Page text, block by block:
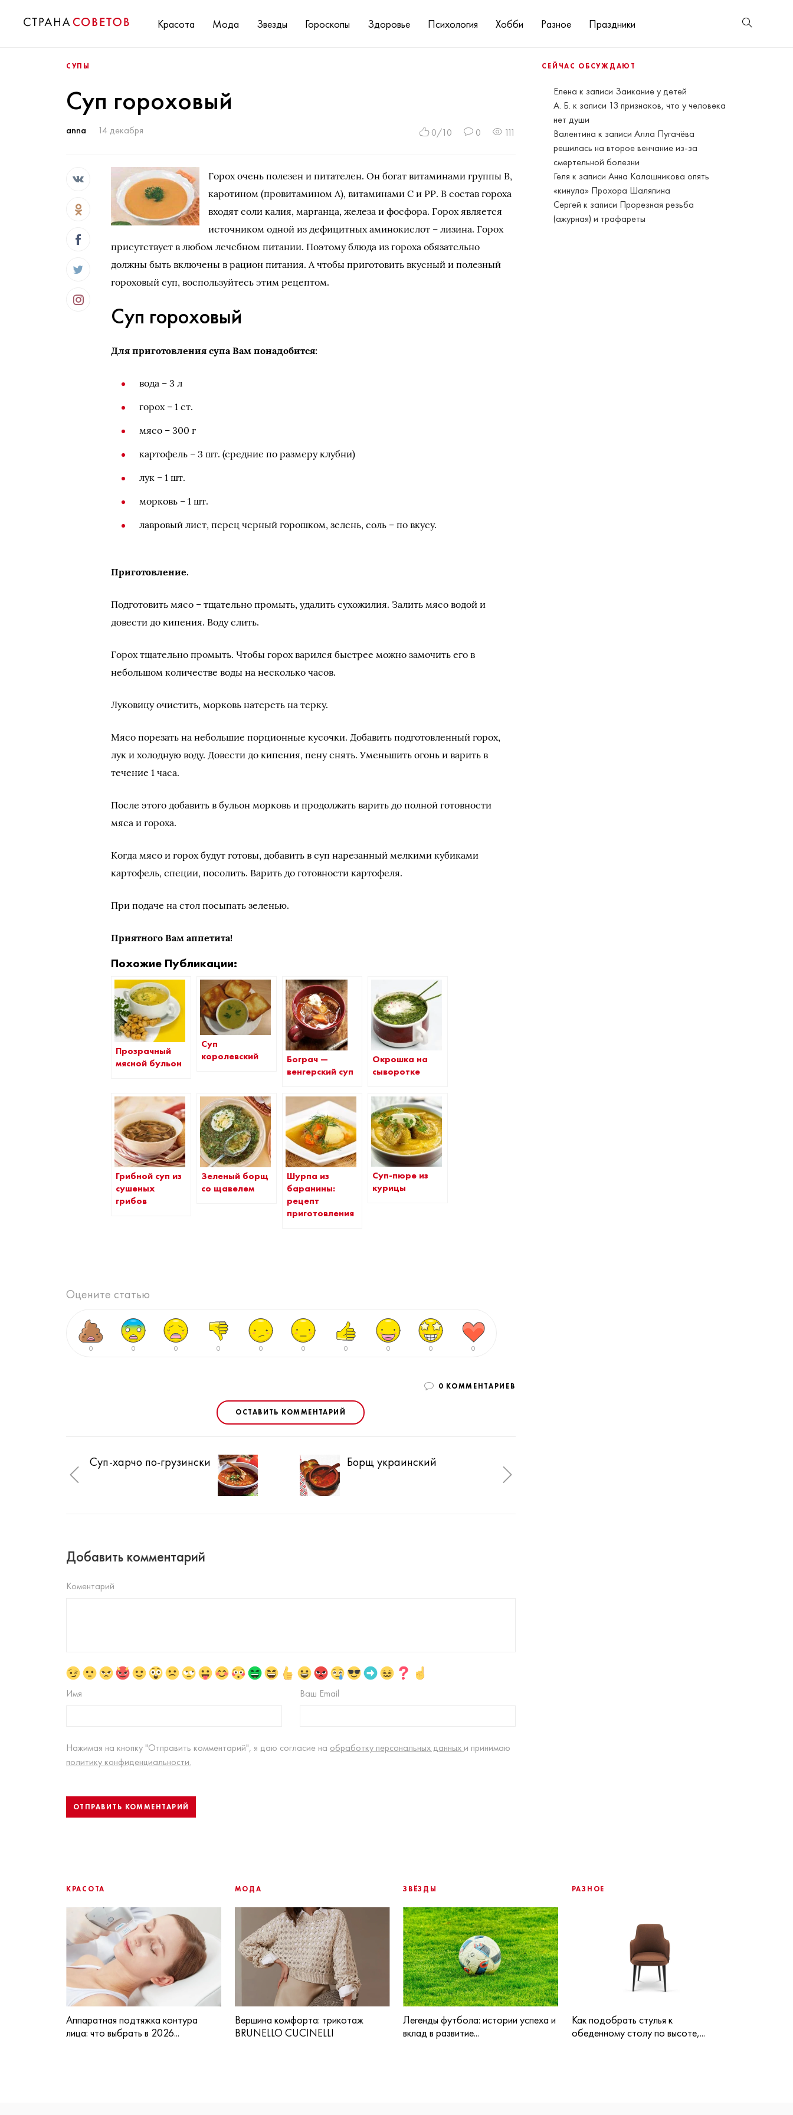
Красота Мода Звезды Гороскопы Здоровье Психология Хобби Разное Праздники
СЕЙЧАС ОБСУЖДАЮТ
Елена к записи Заикание у детей
А. Б. к записи 13 признаков, что у человека
нет души
Валентина к записиАлла Пугачёва
решилась на второе венчание из-за
смертельной болезни
Геля к записиАнна Калашникова опять
«кинула» Прохора Шаляпина
Сергей к записи Прорезная резьба
(ажурная) и трафареты
СУПЫ
Суп гороховый
anna 14 декабря 0/10 0 111
Горох очень полезен и питателен. Он богат витаминами группы В,
каротином (провитамином А), витаминами С и РР. В состав гороха
входят соли калия, марганца, железа и фосфора. Горох является
источником одной из дефицитных аминокислот – лизина. Горох
присутствует в любом лечебном питании. Поэтому блюда из гороха обязательно
должны быть включены в рацион питания. А чтобы приготовить вкусный и полезный
гороховый суп, воспользуйтесь этим рецептом.
Суп гороховый
Для приготовления супа Вам понадобится:
вода – 3 л
горох – 1 ст.
мясо – 300 г
картофель – 3 шт. (средние по размеру клубни)
лук – 1 шт.
морковь – 1 шт.
лавровый лист, перец черный горошком, зелень, соль – по вкусу.
Приготовление.
Подготовить мясо – тщательно промыть, удалить сухожилия. Залить мясо водой и
довести до кипения. Воду слить.
Горох тщательно промыть. Чтобы горох варился быстрее можно замочить его в
небольшом количестве воды на несколько часов.
Луковицу очистить, морковь натереть на терку.
Мясо порезать на небольшие порционные кусочки. Добавить подготовленный горох,
лук и холодную воду. Довести до кипения, пену снять. Уменьшить огонь и варить в
течение 1 часа.
После этого добавить в бульон морковь и продолжать варить до полной готовности
мяса и гороха.
Когда мясо и горох будут готовы, добавить в суп нарезанный мелкими кубиками
картофель, специи, посолить. Варить до готовности картофеля.
При подаче на стол посыпать зеленью.
Приятного Вам аппетита!
Похожие Публикации:
Прозрачный
мясной бульон
Суп
королевский
Бограч —
венгерский суп
Окрошка на
сыворотке
Грибной суп из
сушеных
грибов
Зеленый борщ
со щавелем
Шурпа из
баранины:
рецепт
приготовления
Суп-пюре из
курицы
Оцените статью
0 0 0 0 0 0 0 0 0 0
0 КОММЕНТАРИЕВ
ОСТАВИТЬ КОММЕНТАРИЙ
Суп-харчо по-грузински Борщ украинский
Добавить комментарий
Коментарий
Имя Ваш Email
Нажимая на кнопку "Отправить комментарий", я даю согласие на обработку персональных данных и принимаю
политику конфиденциальности.
КРАСОТА
Аппаратная подтяжка контура
лица: что выбрать в 2026...
МОДА
Вершина комфорта: трикотаж
BRUNELLO CUCINELLI
ЗВЁЗДЫ
Легенды футбола: истории успеха и
вклад в развитие...
РАЗНОЕ
Как подобрать стулья к
обеденному столу по высоте,...